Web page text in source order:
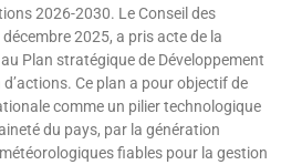
2026-2030. Le Conseil des
2025, a pris acte de la
Plan stratégique de Développement
Ce plan a pour objectif de
comme un pilier technologique
du pays, par la génération
fiables pour la gestion